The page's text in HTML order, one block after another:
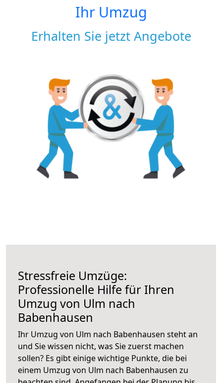
Ihr Umzug
Erhalten Sie jetzt Angebote
Stressfreie Umzüge:
Professionelle Hilfe für Ihren
Umzug von Ulm nach
Babenhausen
Ihr Umzug von Ulm nach Babenhausen steht an
und Sie wissen nicht, was Sie zuerst machen
sollen? Es gibt einige wichtige Punkte, die bei
einem Umzug von Ulm nach Babenhausen zu